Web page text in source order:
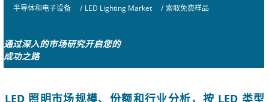
半导体和电子设备 / LED Lighting Market / 索取免费样品
通过深入的市场研究开启您的
成功之路
LED 照明市场规模、份额和行业分析，按 LED 类型